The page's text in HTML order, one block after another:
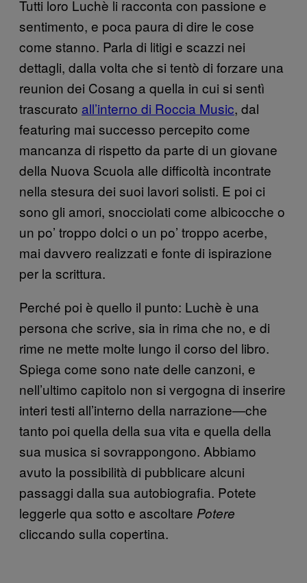
Tutti loro Luchè li racconta con passione e
sentimento, e poca paura di dire le cose
come stanno. Parla di litigi e scazzi nei
dettagli, dalla volta che si tentò di forzare una
reunion dei Cosang a quella in cui si sentì
trascurato all’interno di Roccia Music, dal
featuring mai successo percepito come
mancanza di rispetto da parte di un giovane
della Nuova Scuola alle difficoltà incontrate
nella stesura dei suoi lavori solisti. E poi ci
sono gli amori, snocciolati come albicocche o
un po’ troppo dolci o un po’ troppo acerbe,
mai davvero realizzati e fonte di ispirazione
per la scrittura.
Perché poi è quello il punto: Luchè è una
persona che scrive, sia in rima che no, e di
rime ne mette molte lungo il corso del libro.
Spiega come sono nate delle canzoni, e
nell’ultimo capitolo non si vergogna di inserire
interi testi all’interno della narrazione—che
tanto poi quella della sua vita e quella della
sua musica si sovrappongono. Abbiamo
avuto la possibilità di pubblicare alcuni
passaggi dalla sua autobiografia. Potete
leggerle qua sotto e ascoltare Potere
cliccando sulla copertina.